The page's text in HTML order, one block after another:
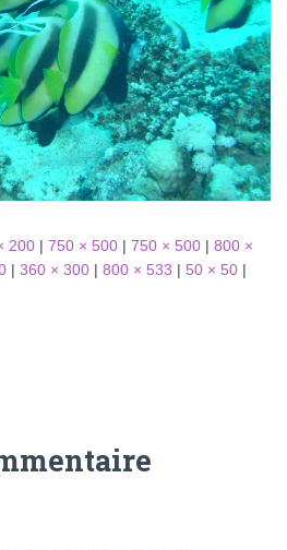
200 | 750 × 500 | 750 × 500 | 800 ×
| 360 × 300 | 800 × 533 | 50 × 50 |